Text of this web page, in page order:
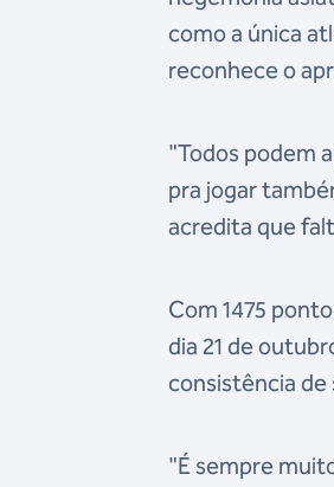
como a única
reconhece o
"Todos podem
pra jogar
acredita que
Com 1475
dia 21 de
consistência
"É sempre